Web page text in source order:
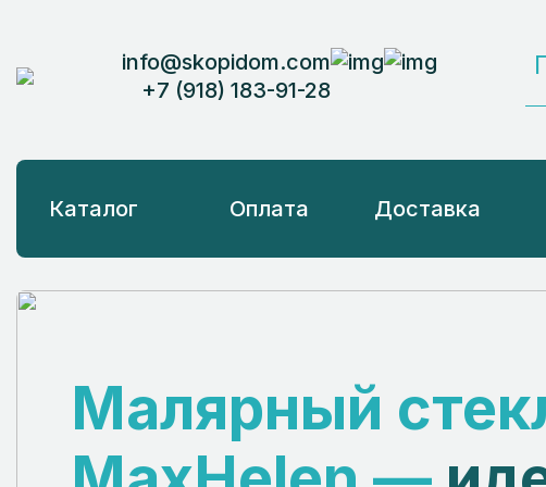
info@skopidom.com
+7 (918) 183-91-28
Каталог Оплата Доставка
Малярный